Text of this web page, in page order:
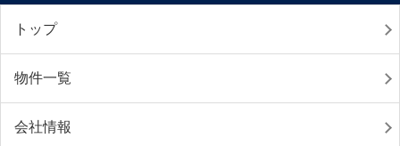
トップ
物件一覧
会社情報